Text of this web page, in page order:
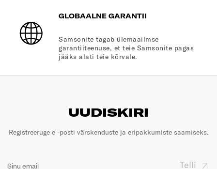
GLOBAALNE GARANTII
Samsonite tagab ülemaailmse
garantiiteenuse, et teie Samsonite pagas
jääks alati teie kõrvale.
UUDISKIRI
Registreeruge e -posti värskenduste ja eripakkumiste saamiseks.
Telli